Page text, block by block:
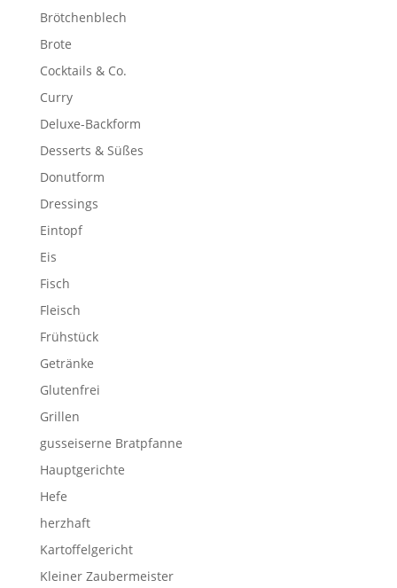
Brötchenblech
Brote
Cocktails & Co.
Curry
Deluxe-Backform
Desserts & Süßes
Donutform
Dressings
Eintopf
Eis
Fisch
Fleisch
Frühstück
Getränke
Glutenfrei
Grillen
gusseiserne Bratpfanne
Hauptgerichte
Hefe
herzhaft
Kartoffelgericht
Kleiner Zaubermeister